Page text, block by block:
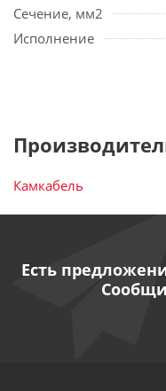
Сечение, мм2
Исполнение
Камкабель
Есть